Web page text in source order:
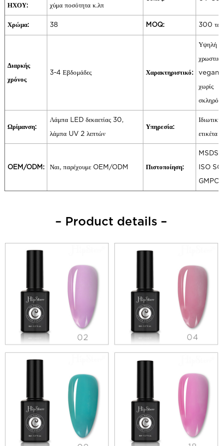
ΗΧΟΥ: χύμα ποσότητα κ.λπ
Χρώμα: 38 MOQ: 300 τεμ
Διαρκής
χρόνος
3-4 Εβδομάδες Χαρακτηριστικό:
Υψηλή
vegan
χωρίς
Ωρίμανση:
Λάμπα LED δεκαετίας 30,
λάμπα UV 2 λεπτών
Υπηρεσία:
Ιδιωτική
ετικέτα
OEM/ODM: Ναι, παρέχουμε OEM/ODM Πιστοποίηση:
MSDS
ISO
GMPC
– Product details –